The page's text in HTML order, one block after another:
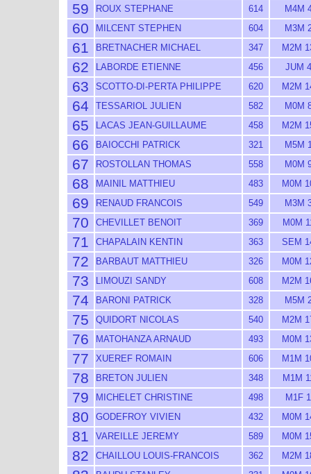
59 ROUX STEPHANE 614 M4M
60 MILCENT STEPHEN 604 M3M
61 BRETNACHER MICHAEL 347 M2M
62 LABORDE ETIENNE 456 JUM 4
63 SCOTTO-DI-PERTA PHILIPPE 620 M2M
64 TESSARIOL JULIEN 582 M0M
65 LACAS JEAN-GUILLAUME 458 M2M
66 BAIOCCHI PATRICK 321 M5M
67 ROSTOLLAN THOMAS 558 M0M
68 MAINIL MATTHIEU 483 M0M
69 RENAUD FRANCOIS 549 M3M
70 CHEVILLET BENOIT 369 M0M
71 CHAPALAIN KENTIN 363 SEM
72 BARBAUT MATTHIEU 326 M0M
73 LIMOUZI SANDY 608 M2M
74 BARONI PATRICK 328 M5M
75 QUIDORT NICOLAS 540 M2M
76 MATOHANZA ARNAUD 493 M0M
77 XUEREF ROMAIN 606 M1M
78 BRETON JULIEN 348 M1M
79 MICHELET CHRISTINE 498 M1F 1
80 GODEFROY VIVIEN 432 M0M
81 VAREILLE JEREMY 589 M0M
82 CHAILLOU LOUIS-FRANCOIS 362 M2M